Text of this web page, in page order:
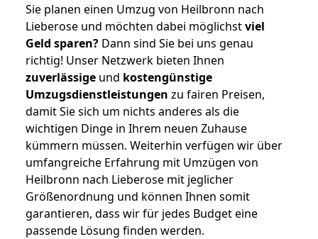
Sie planen einen Umzug von Heilbronn nach
Lieberose und möchten dabei möglichstviel
Geld sparen? Dann sind Sie bei uns genau
richtig! Unser Netzwerk bieten Ihnen
zuverlässige und kostengünstige
Umzugsdienstleistungen zu fairen Preisen,
damit Sie sich um nichts anderes als die
wichtigen Dinge in Ihrem neuen Zuhause
kümmern müssen. Weiterhin verfügen wir über
umfangreiche Erfahrung mit Umzügen von
Heilbronn nach Lieberose mit jeglicher
Größenordnung und können Ihnen somit
garantieren, dass wir für jedes Budget eine
passende Lösung finden werden.